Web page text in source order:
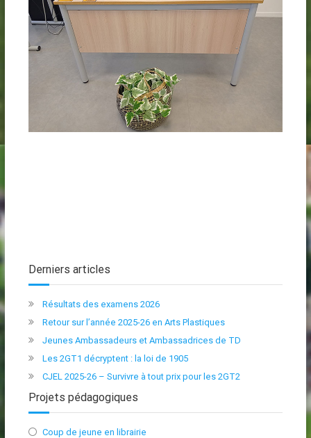
Derniers articles
Résultats des examens 2026
Retour sur l’année 2025-26 en Arts Plastiques
Jeunes Ambassadeurs et Ambassadrices de TD
Les 2GT1 décryptent : la loi de 1905
CJEL 2025-26 – Survivre à tout prix pour les 2GT2
Projets pédagogiques
Coup de jeune en librairie